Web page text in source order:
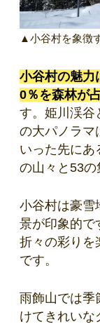
▲小谷村を象徴
小谷村の魅力
0％を森林が
す。姫川渓谷
の大パノラマ
いった先にあ
の山々と53の
小谷村は豪雪
景が印象的で
折々の彩りを
です。
雨飾山では季
けてきれいな